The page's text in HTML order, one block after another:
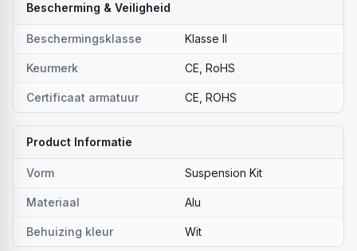
Bescherming & Veiligheid
Beschermingsklasse Klasse II
Keurmerk CE, RoHS
Certificaat armatuur CE, ROHS
Product Informatie
Vorm Suspension Kit
Materiaal Alu
Behuizing kleur Wit